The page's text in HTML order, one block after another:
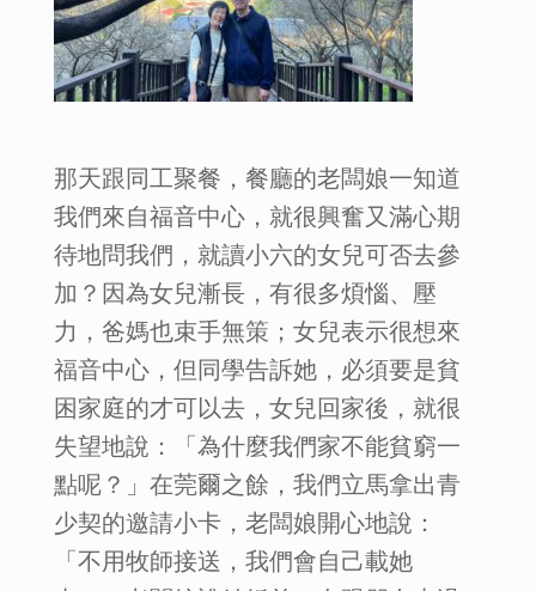
那天跟同工聚餐，餐廳的老闆娘一知道
我們來自福音中心，就很興奮又滿心期
待地問我們，就讀小六的女兒可否去參
加？因為女兒漸長，有很多煩惱、壓
力，爸媽也束手無策；女兒表示很想來
福音中心，但同學告訴她，必須要是貧
困家庭的才可以去，女兒回家後，就很
失望地說：「為什麼我們家不能貧窮一
點呢？」在莞爾之餘，我們立馬拿出青
少契的邀請小卡，老闆娘開心地說：
「不用牧師接送，我們會自己載她